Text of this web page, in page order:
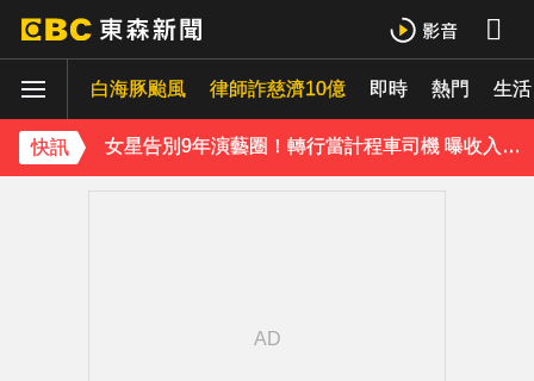
白海豚颱風 律師詐慈濟10億 即時 熱門 生活
快訊
泰男團Dragon 5男星爆死訊！騎單車離家失聯 陳屍河中驚見「20公斤重物」
女星告別9年演藝圈！轉行當計程車司機 曝收入：比演員賺更多
蔡阿嘎陷爭議！蘿拉神隱19個月首發文 遭酸「詐騙集團回歸」回應了